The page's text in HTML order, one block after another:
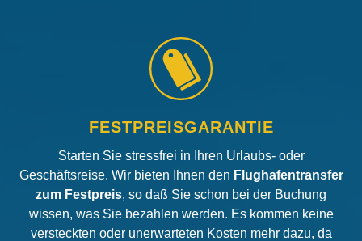
FESTPREISGARANTIE
Starten Sie stressfrei in Ihren Urlaubs- oder
Geschäftsreise. Wir bieten Ihnen den Flughafentransfer
zum Festpreis, so daß Sie schon bei der Buchung
wissen, was Sie bezahlen werden. Es kommen keine
versteckten oder unerwarteten Kosten mehr dazu, da